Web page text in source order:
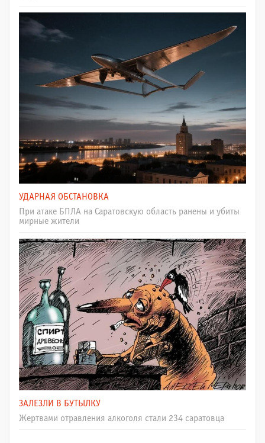
УДАРНАЯ ОБСТАНОВКА
При атаке БПЛА на Саратовскую область ранены и убиты
мирные жители
ЗАЛЕЗЛИ В БУТЫЛКУ
Жертвами отравления алкоголя стали 234 саратовца